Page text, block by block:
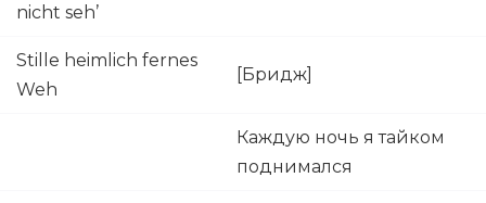
nicht seh’
Stille heimlich fernes
Weh
[Бридж]
Каждую ночь я тайком
поднимался